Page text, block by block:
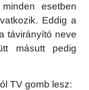
esetben
Eddig a
távirányító neve
másutt pedig
TV gomb lesz: